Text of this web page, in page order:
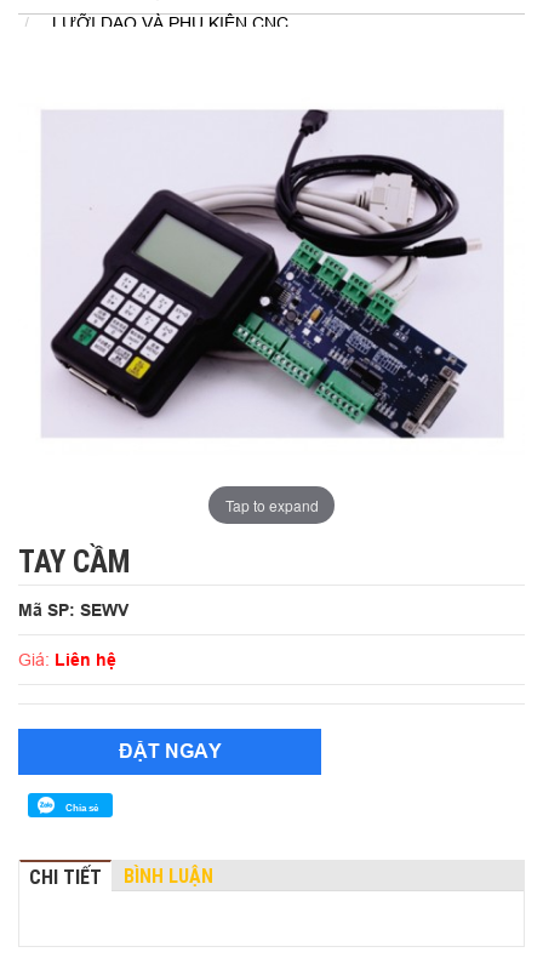
LƯỠI DAO VÀ PHỤ KIỆN CNC
Tap to expand
TAY CẦM
Mã SP: SEWV
Giá: Liên hệ
ĐẶT NGAY
Chia sẻ
CHI TIẾT BÌNH LUẬN